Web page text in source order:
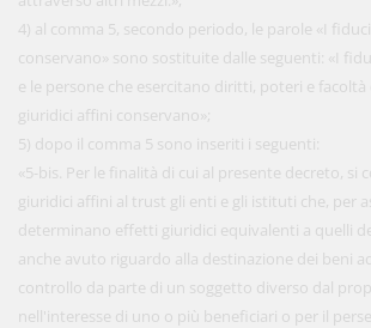
4) al comma 5, secondo periodo, le parole «I
conservano» sono sostituite dalle seguenti: «I
e le persone che esercitano diritti, poteri e
giuridici affini conservano»;
5) dopo il comma 5 sono inseriti i seguenti:
«5-bis. Per le finalità di cui al presente decreto,
giuridici affini al trust gli enti e gli istituti che, per
determinano effetti giuridici equivalenti a quelli
anche avuto riguardo alla destinazione dei beni
controllo da parte di un soggetto diverso dal
nell'interesse di uno o più beneficiari o per il